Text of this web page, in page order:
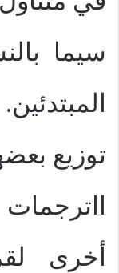
سيما
توزيع
أخرى